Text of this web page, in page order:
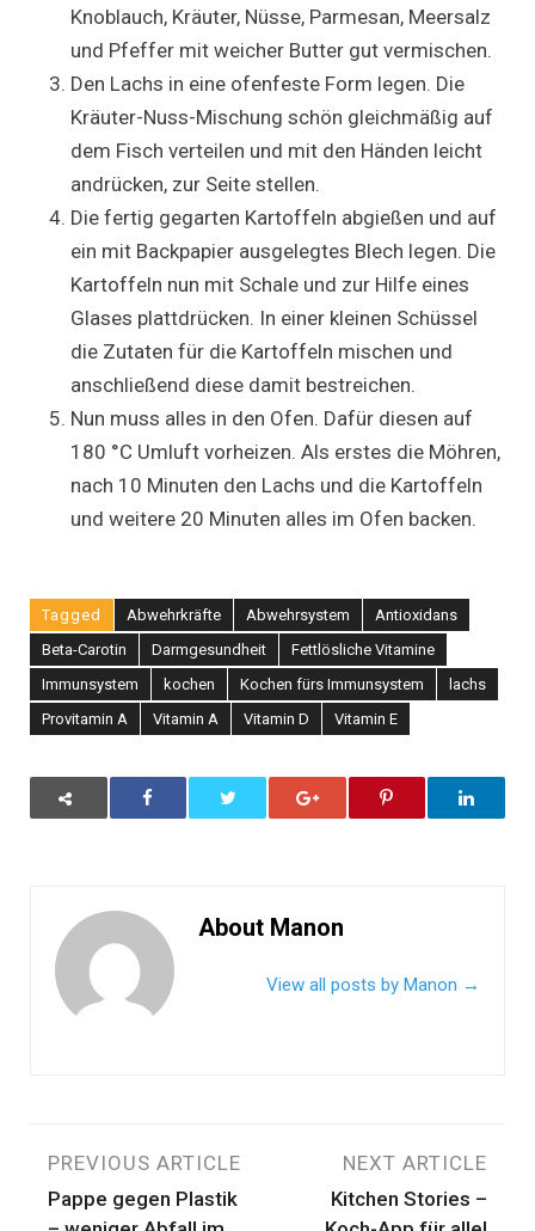
Knoblauch, Kräuter, Nüsse, Parmesan, Meersalz
und Pfeffer mit weicher Butter gut vermischen.
Den Lachs in eine ofenfeste Form legen. Die
Kräuter-Nuss-Mischung schön gleichmäßig auf
dem Fisch verteilen und mit den Händen leicht
andrücken, zur Seite stellen.
Die fertig gegarten Kartoffeln abgießen und auf
ein mit Backpapier ausgelegtes Blech legen. Die
Kartoffeln nun mit Schale und zur Hilfe eines
Glases plattdrücken. In einer kleinen Schüssel
die Zutaten für die Kartoffeln mischen und
anschließend diese damit bestreichen.
Nun muss alles in den Ofen. Dafür diesen auf
180 °C Umluft vorheizen. Als erstes die Möhren,
nach 10 Minuten den Lachs und die Kartoffeln
und weitere 20 Minuten alles im Ofen backen.
Tagged Abwehrkräfte Abwehrsystem
Antioxidans
Beta-Carotin
Darmgesundheit
Fettlösliche Vitamine
Immunsystem
kochen Kochen fürs Immunsystem
lachs
Provitamin A
Vitamin A Vitamin D Vitamin E
About Manon
View all posts by Manon →
Beitragsnavigation
PREVIOUS ARTICLE
Pappe gegen Plastik
NEXT ARTICLE
Kitchen Stories –